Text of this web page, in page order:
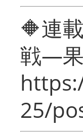
🔶連
戦―
25/